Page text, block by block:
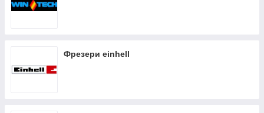
Фрезери einhell